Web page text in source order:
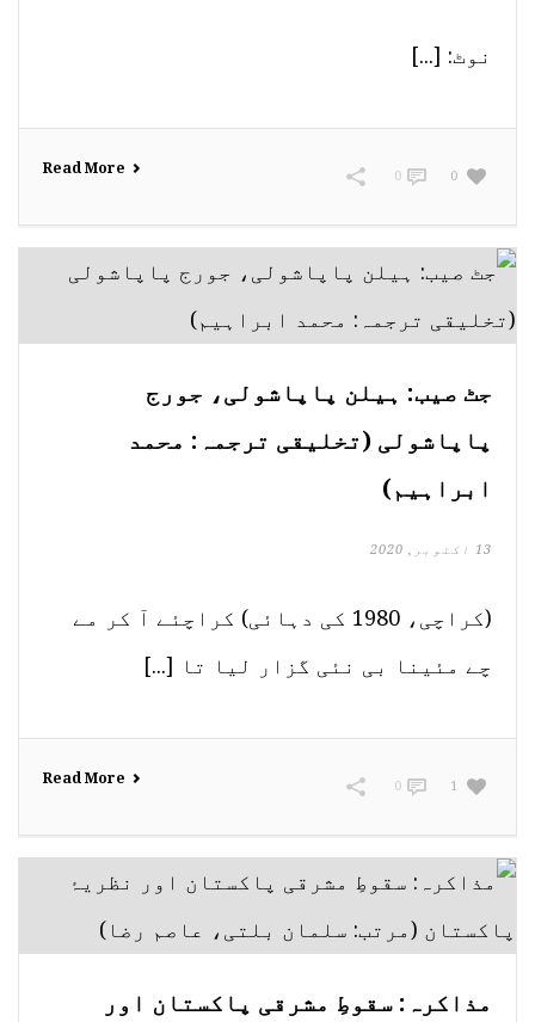
نوٹ: [...]
Read More 0
0
جٹ صیب: ہیلن پاپاشولی، جورج
پاپاشولی (تخلیقی ترجمہ: محمد
ابراہیم)
13 اکتوبر, 2020
(کراچی، 1980 کی دہائی) کراچئے آ کر مے
چے مئینا بی نئی گزار لیا تا [...]
Read More 1
0
مذاکرہ: سقوطِ مشرقی پاکستان اور